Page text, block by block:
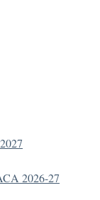
2026-27